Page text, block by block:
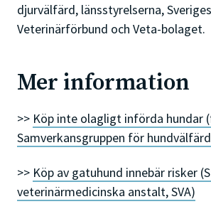
djurvälfärd, länsstyrelserna, Sveriges
Veterinärförbund och Veta-bolaget.
Mer information
>> Köp inte olagligt införda hundar
Samverkansgruppen för
>> Köp av gatuhund innebär risker
veterinärmedicinska anstalt, SVA)